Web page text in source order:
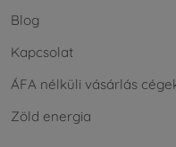
Blog
Kapcsolat
ÁFA nélküli vásárlás
Zöld energia